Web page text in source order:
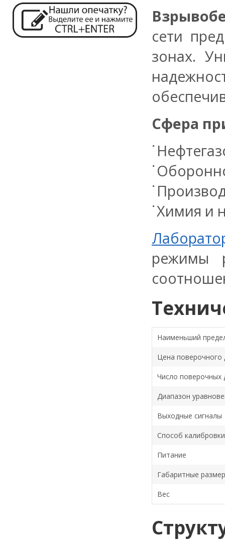
сети
зонах.
Сфера
Химия и
режимы
Наименьший
Цена поверочного
Число поверочных
Диапазон
Выходные сигналы
Способ калибровки
Питание
Габаритные
Вес